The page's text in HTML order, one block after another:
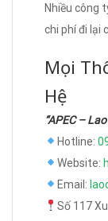
Nhiều công
chi phí đi lại
Mọi
Hệ
“APEC –
Hotline:
Website:
Email:
Số 117